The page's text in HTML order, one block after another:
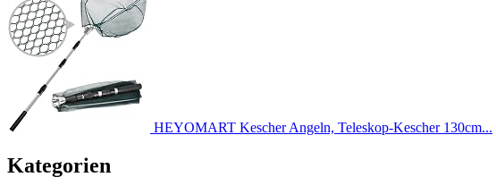
HEYOMART Kescher Angeln, Teleskop-Kescher 130cm...
Kategorien